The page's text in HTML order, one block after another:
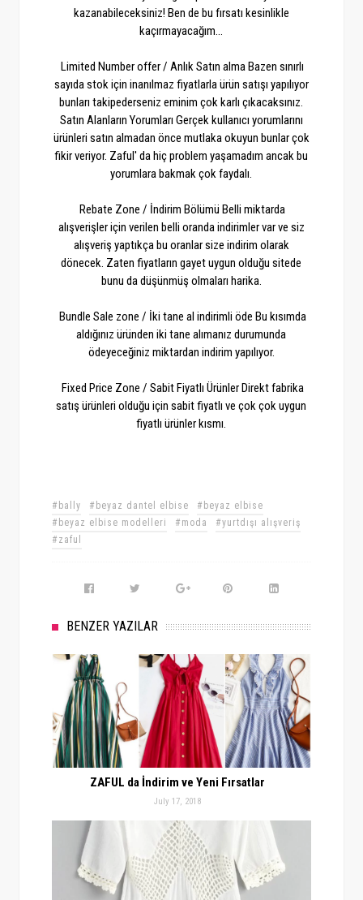
kazanabileceksiniz! Ben de bu fırsatı kesinlikle
kaçırmayacağım...
Limited Number offer / Anlık Satın alma Bazen sınırlı
sayıda stok için inanılmaz fiyatlarla ürün satışı yapılıyor
bunları takipederseniz eminim çok karlı çıkacaksınız.
Satın Alanların Yorumları Gerçek kullanıcı yorumlarını
ürünleri satın almadan önce mutlaka okuyun bunlar çok
fikir veriyor. Zaful' da hiç problem yaşamadım ancak bu
yorumlara bakmak çok faydalı.
Rebate Zone / İndirim Bölümü Belli miktarda
alışverişler için verilen belli oranda indirimler var ve siz
alışveriş yaptıkça bu oranlar size indirim olarak
dönecek. Zaten fiyatların gayet uygun olduğu sitede
bunu da düşünmüş olmaları harika.
Bundle Sale zone / İki tane al indirimli öde Bu kısımda
aldığınız üründen iki tane alımanız durumunda
ödeyeceğiniz miktardan indirim yapılıyor.
Fixed Price Zone / Sabit Fiyatlı Ürünler Direkt fabrika
satış ürünleri olduğu için sabit fiyatlı ve çok çok uygun
fiyatlı ürünler kısmı.
#bally #beyaz dantel elbise
#beyaz elbise
#beyaz elbise modelleri
#moda
#yurtdışı alışveriş
#zaful
BENZER YAZILAR
ZAFUL da İndirim ve Yeni Fırsatlar
July 17, 2018